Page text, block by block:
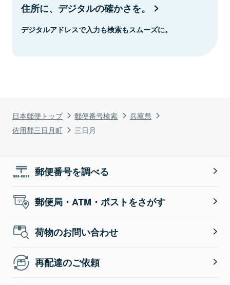
日本郵便トップ 郵便番号検索
兵庫県
佐用郡三日月町
三日月
住所に、デジタルの確かさを。
デジタルアドレスで入力も検索もスムーズに。
郵便番号を調べる
郵便局・ATM・ポストをさがす
荷物のお問い合わせ
再配達のご依頼